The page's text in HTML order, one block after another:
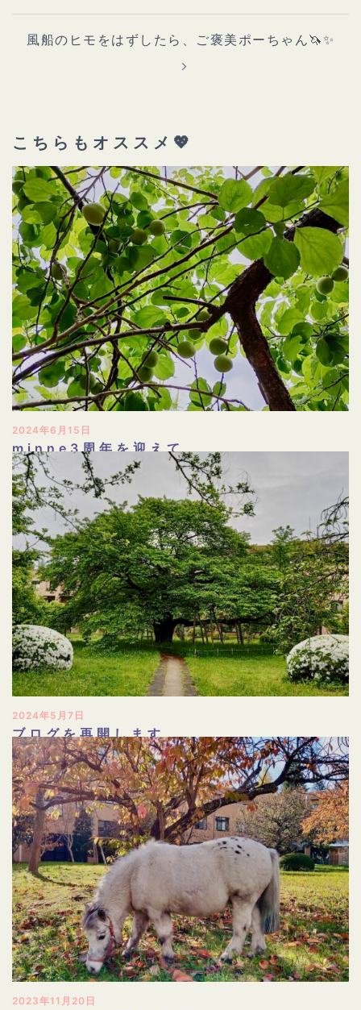
ー
ョ
ン
風船のヒモをはずしたら、ご褒美ポーちゃん🦄✨
こちらもオススメ💖
2024年6月15日
minne3周年を迎えて
2024年5月7日
ブログを再開します
2023年11月20日